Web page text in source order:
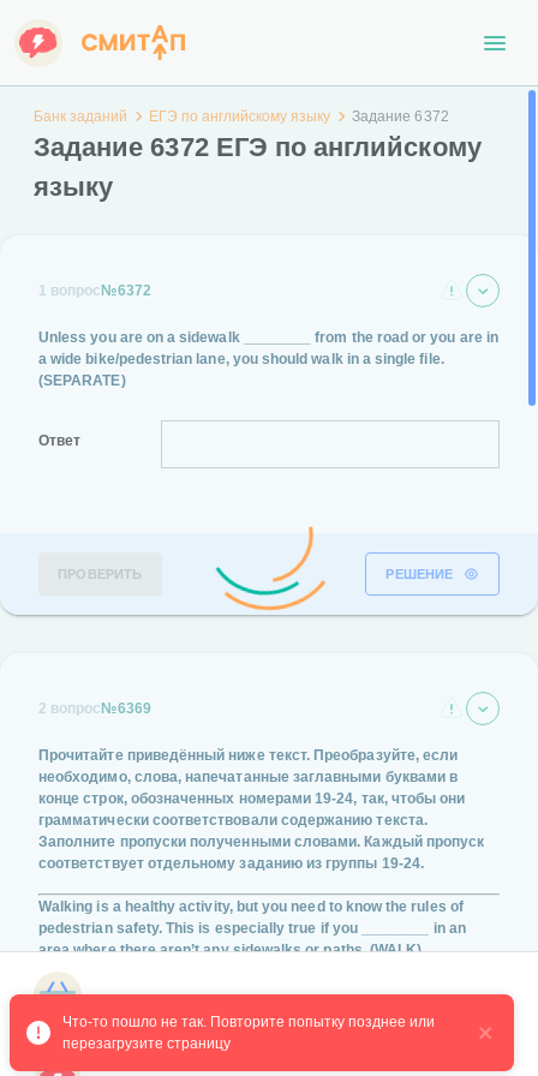
Банк заданий ЕГЭ по английскому языку Задание 6372
Задание 6372 ЕГЭ по английскому
языку
1 вопрос №6372
Unless you are on a sidewalk ________ from the road or you are in
a wide bike/pedestrian lane, you should walk in a single file.
(SEPARATE)
Ответ
ПРОВЕРИТЬ РЕШЕНИЕ
2 вопрос №6369
Прочитайте приведённый ниже текст. Преобразуйте, если
необходимо, слова, напечатанные заглавными буквами в
конце строк, обозначенных номерами19-24, так, чтобы они
грамматически соответствовали содержанию текста.
Заполните пропуски полученными словами. Каждый пропуск
соответствует отдельному заданию из группы 19-24.
Walking is a healthy activity, but you need to know the rules of
pedestrian safety. This is especially true if you ________ in an
area where there aren’t any sidewalks or paths.(WALK)
Что-то пошло не так. Повторите попытку позднее или
перезагрузите страницу